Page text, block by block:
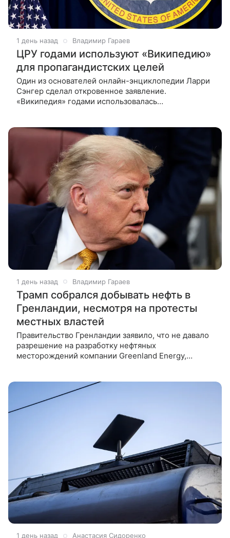
1 день назад Владимир Гараев
ЦРУ годами используют «Википедию»
для пропагандистских целей
Один из основателей онлайн-энциклопедии Ларри
Сэнгер сделал откровенное заявление.
«Википедия» годами использовалась
1 день назад Владимир Гараев
Трамп собрался добывать нефть в
Гренландии, несмотря на протесты
местных властей
Правительство Гренландии заявило, что не давало
разрешение на разработку нефтяных
месторождений компании Greenland Energy,
1 день назад Анастасия Сидоренко